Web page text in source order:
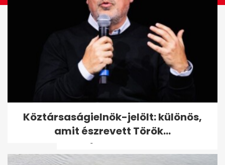
Az extrém hideg miatt már
figyelmeztetést adott ki az
OMSZ: jön a...
Köztársaságielnök-jelölt: különös,
amit észrevett Török...